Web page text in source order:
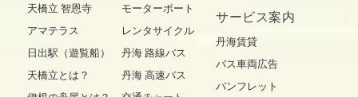
天橋立 智恩寺
アマテラス
日出駅（遊覧船）
天橋立とは？
モーターボート
レンタサイクル
丹海 路線バス
丹海 高速バス
サービス案内
丹海賃貸
バス車両広告
パンフレット